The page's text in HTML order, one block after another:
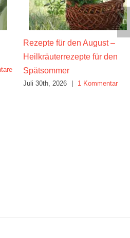
Rezepte für den August –
Heilkräuterrezepte für den
Spätsommer
Juli 30th, 2026 1 Kommentar